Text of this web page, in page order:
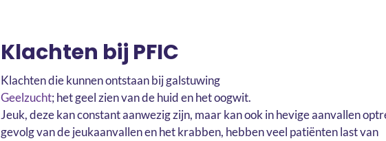
Klachten bij PFIC
Klachten die kunnen ontstaan bij galstuwing
Geelzucht; het geel zien van de huid en het oogwit.
Jeuk, deze kan constant aanwezig zijn, maar kan ook in hevige aanvallen
gevolg van de jeukaanvallen en het krabben, hebben veel patiënten last van